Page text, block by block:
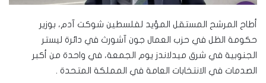
أطاح المرشح المستقل المؤيد لفلسطين شوكت آدم، بوزير
حكومة الظل في حزب العمال جون آشورث في دائرة ليستر
الجنوبية في شرق ميدلاندز يوم الجمعة، في واحدة من أكبر
الصدمات في الانتخابات العامة في المملكة المتحدة .